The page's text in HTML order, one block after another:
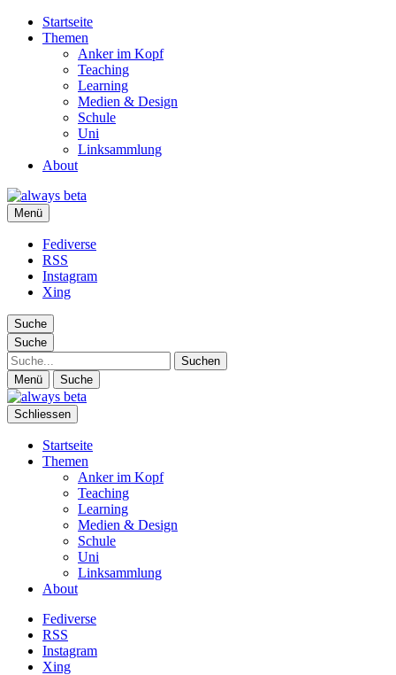
Startseite
Themen
Anker im Kopf
Teaching
Learning
Medien & Design
Schule
Uni
Linksammlung
About
always beta
Ralf Appelt
Menü
Fediverse
RSS
Instagram
Xing
Suche
Suche
Suche
Menü Suche
Schliessen
Startseite
Themen
Anker im Kopf
Teaching
Learning
Medien & Design
Schule
Uni
Linksammlung
About
Fediverse
RSS
Instagram
Xing